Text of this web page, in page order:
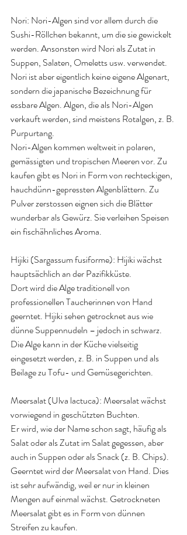
Nori: Nori-Algen sind vor allem durch die
Sushi-Röllchen bekannt, um die sie gewickelt
werden. Ansonsten wird Nori als Zutat in
Suppen, Salaten, Omeletts usw. verwendet.
Nori ist aber eigentlich keine eigene Algenart,
sondern die japanische Bezeichnung für
essbare Algen. Algen, die als Nori-Algen
verkauft werden, sind meistens Rotalgen, z. B.
Purpurtang.
Nori-Algen kommen weltweit in polaren,
gemässigten und tropischen Meeren vor. Zu
kaufen gibt es Nori in Form von rechteckigen,
hauchdünn-gepressten Algenblättern. Zu
Pulver zerstossen eignen sich die Blätter
wunderbar als Gewürz. Sie verleihen Speisen
ein fischähnliches Aroma.
Hijiki (Sargassum fusiforme): Hijiki wächst
hauptsächlich an der Pazifikküste.
Dort wird die Alge traditionell von
professionellen Taucherinnen von Hand
geerntet. Hijiki sehen getrocknet aus wie
dünne Suppennudeln – jedoch in schwarz.
Die Alge kann in der Küche vielseitig
eingesetzt werden, z. B. in Suppen und als
Beilage zu Tofu- und Gemüsegerichten.
Meersalat (Ulva lactuca): Meersalat wächst
vorwiegend in geschützten Buchten.
Er wird, wie der Name schon sagt, häufig als
Salat oder als Zutat im Salat gegessen, aber
auch in Suppen oder als Snack (z. B. Chips).
Geerntet wird der Meersalat von Hand. Dies
ist sehr aufwändig, weil er nur in kleinen
Mengen auf einmal wächst. Getrockneten
Meersalat gibt es in Form von dünnen
Streifen zu kaufen.